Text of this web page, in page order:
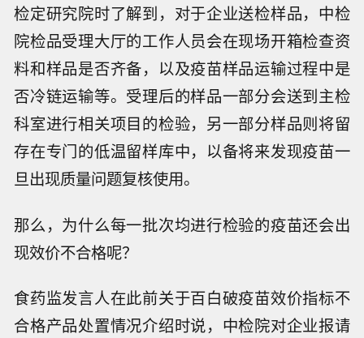
检定研究院时了解到，对于企业送检样品，中检
院检品受理大厅的工作人员会在现场开箱检查资
料和样品是否齐备，以及疫苗样品运输过程中是
否冷链运输等。受理后的样品一部分会送到主检
科室进行相关项目的检验，另一部分样品则将留
存在专门的低温留样库中，以备将来发现疫苗一
旦出现质量问题复核使用。
那么，为什么每一批次均进行检验的疫苗还会出
现效价不合格呢？
食药监发言人在此前关于百白破疫苗效价指标不
合格产品处置情况介绍时说，中检院对企业报请